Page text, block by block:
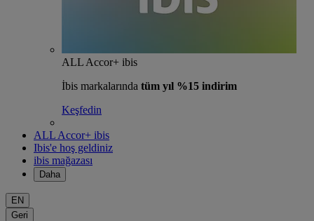
ALL Accor+ ibis
İbis markalarında tüm yıl %15 indirim
Keşfedin
ALL Accor+ ibis
Ibis'e hoş geldiniz
ibis mağazası
Daha
EN
Geri